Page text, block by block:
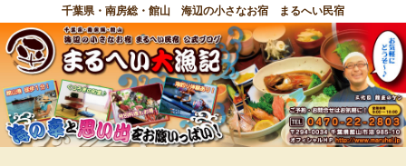
千葉県・南房総・館山 海辺の小さなお宿 まるへい民宿